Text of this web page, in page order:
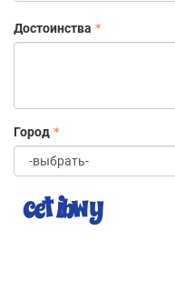
Скидки на услуги
Достоинства
Город